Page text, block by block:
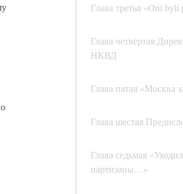
Глава третья «Oni
Глава четвёртая
НКВД
Глава пятая «Москва
Глава шестая
Глава седьмая
партизаны…»